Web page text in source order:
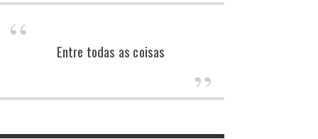
Entre todas as coisas